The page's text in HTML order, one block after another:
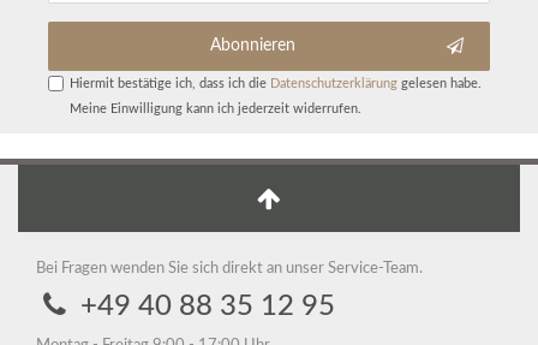
Abonnieren
Hiermit bestätige ich, dass ich die Daten­schutz­erklärunggelesen habe.
Meine Einwilligung kann ich jederzeit widerrufen.
Bei Fragen wenden Sie sich direkt an unser Service-Team.
+49 40 88 35 12 95